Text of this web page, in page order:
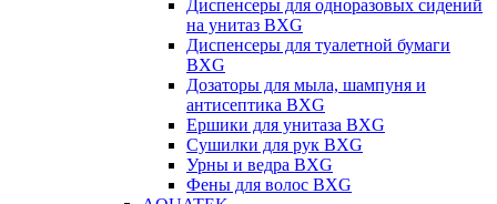
Диспенсеры для одноразовых сидений
на унитаз BXG
Диспенсеры для туалетной бумаги
BXG
Дозаторы для мыла, шампуня и
антисептика BXG
Ершики для унитаза BXG
Сушилки для рук BXG
Урны и ведра BXG
Фены для волос BXG